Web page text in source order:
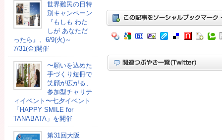
世界難民の日特
別キャンペーン
『もしも わた
しが あなただ
ったら』、6/9(火)～
7/31(金)開催
〜願いを込めた
手づくり短冊で
笑顔が広がる、
参加型チャリテ
ィイベント〜七夕イベント
「HAPPY SMILE for
TANABATA」を開催
第31回大阪